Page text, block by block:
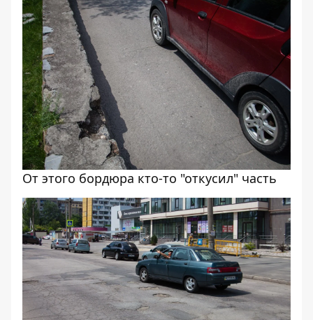
От этого бордюра кто-то "откусил" часть